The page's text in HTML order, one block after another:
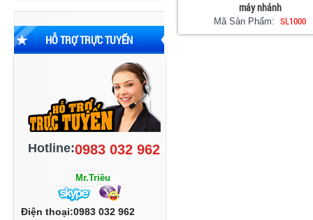
HỖ TRỢ TRỰC TUYẾN
Hotline:0983 032 962
Mr.Triều
Điện thoại:0983 032 962
máy nhánh
Mã Sản Phẩm: SL1000